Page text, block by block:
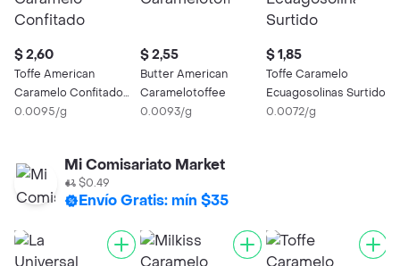
$ 2,60
Toffe American
Caramelo Confitado
Frutos Secos
0.0095/g
$ 2,55
Butter American
Caramelotoffee
0.0093/g
$ 1,85
Toffe Caramelo
Ecuagosolinas Surtido
0.0072/g
Mi Comisariato Market
$0.49
Envío Gratis: mín $35